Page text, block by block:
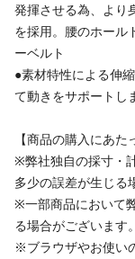
発揮させる為、より
を採用。腰のホー
ーベルト
●素材特性による伸
て動きをサポートし
【商品の購入にあた
※弊社独自の採寸・
多少の誤差が生じる
※一部商品において
る場合がございます。
※ブラウザやお使い